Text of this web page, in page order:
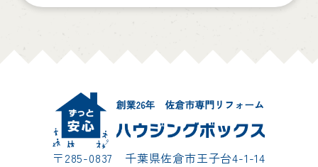
〒285-0837 千葉県佐倉市王子台4-1-14